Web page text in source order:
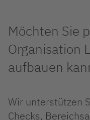
Möchten Sie
Organisation
aufbauen
Wir unterstützen
Checks,